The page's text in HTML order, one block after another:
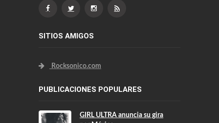
SITIOS AMIGOS
Rocksonico.com
PUBLICACIONES POPULARES
GIRL ULTRA anuncia su gira